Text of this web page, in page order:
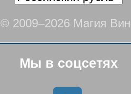
© 2009–2026 Магия
Мы в соцсетях